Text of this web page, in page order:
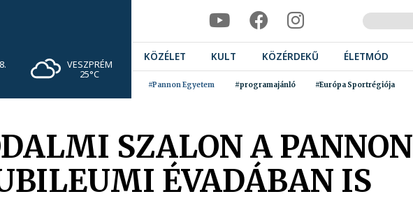
VESZPRÉM
25°C
KÖZÉLET KULT KÖZÉRDEKŰ ÉLETMÓD
#Pannon Egyetem #programajánló #Európa Sportrégiója
SZALON A PANNON
ÉVADÁBAN IS